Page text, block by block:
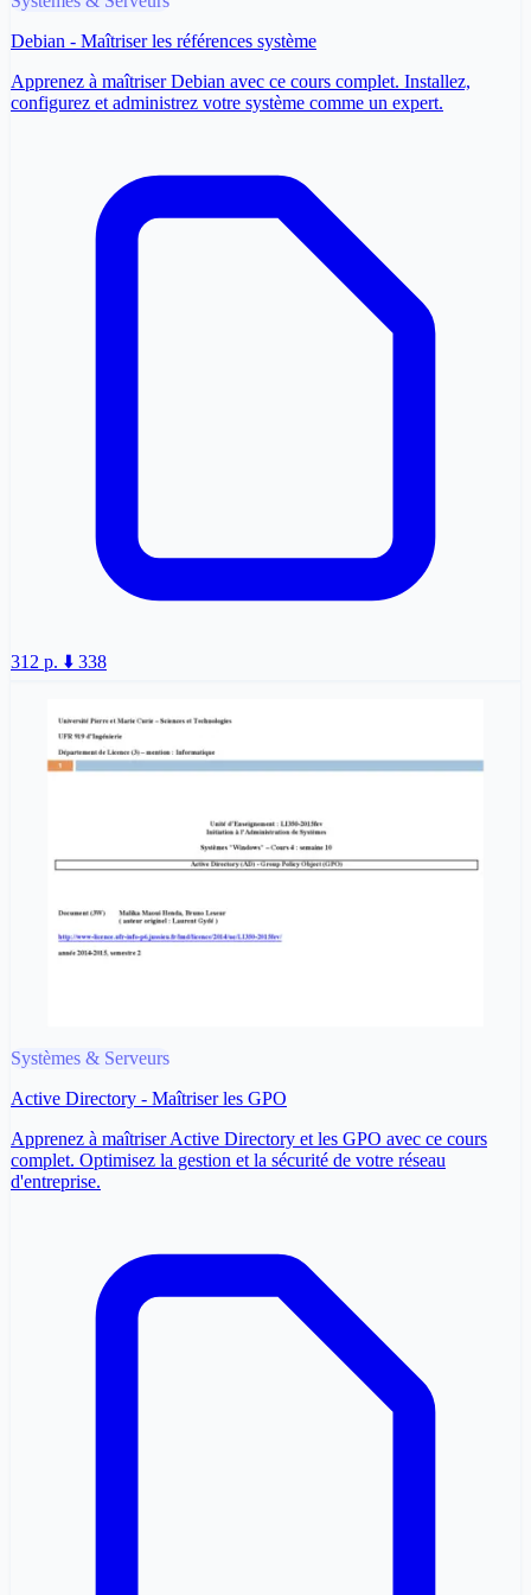
Debian - Maîtriser les références système
Apprenez à maîtriser Debian avec ce cours complet. Installez,
configurez et administrez votre système comme un expert.
312 p. ⬇️ 338
Systèmes & Serveurs
Active Directory - Maîtriser les GPO
Apprenez à maîtriser Active Directory et les GPO avec ce cours
complet. Optimisez la gestion et la sécurité de votre réseau
d'entreprise.